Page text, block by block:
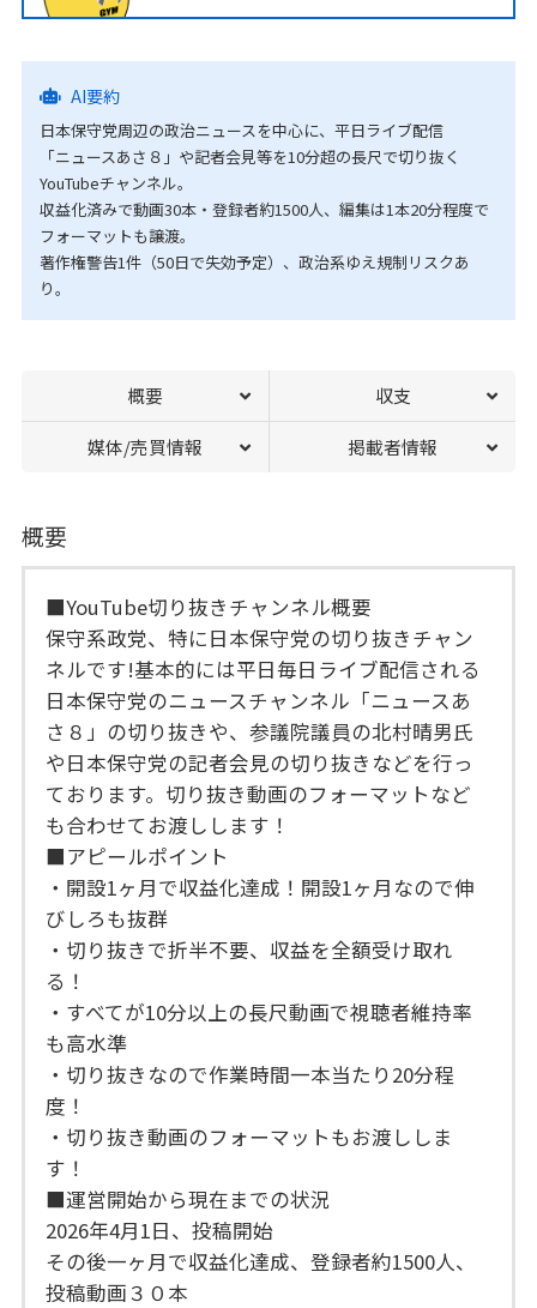
AI要約
日本保守党周辺の政治ニュースを中心に、平日ライブ配信
「ニュースあさ８」や記者会見等を10分超の長尺で切り抜く
YouTubeチャンネル。
収益化済みで動画30本・登録者約1500人、編集は1本20分程度で
フォーマットも譲渡。
著作権警告1件（50日で失効予定）、政治系ゆえ規制リスクあ
り。
概要 収支
媒体/売買情報 掲載者情報
概要
■YouTube切り抜きチャンネル概要
保守系政党、特に日本保守党の切り抜きチャン
ネルです!基本的には平日毎日ライブ配信される
日本保守党のニュースチャンネル「ニュースあ
さ８」の切り抜きや、参議院議員の北村晴男氏
や日本保守党の記者会見の切り抜きなどを行っ
ております。切り抜き動画のフォーマットなど
も合わせてお渡しします！
■アピールポイント
・開設1ヶ月で収益化達成！開設1ヶ月なので伸
びしろも抜群
・切り抜きで折半不要、収益を全額受け取れ
る！
・すべてが10分以上の長尺動画で視聴者維持率
も高水準
・切り抜きなので作業時間一本当たり20分程
度！
・切り抜き動画のフォーマットもお渡ししま
す！
■運営開始から現在までの状況
2026年4月1日、投稿開始
その後一ヶ月で収益化達成、登録者約1500人、
投稿動画３０本